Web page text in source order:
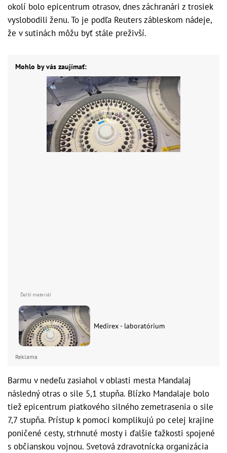
okolí bolo epicentrum otrasov, dnes záchranári z trosiek
vyslobodili ženu. To je podľa Reuters zábleskom nádeje,
že v sutinách môžu byť stále preživší.
Mohlo by vás zaujímať:
Medirex - laboratórium
Reklama
Barmu v nedeľu zasiahol v oblasti mesta Mandalaj
následný otras o sile 5,1 stupňa. Blízko Mandalaje bolo
tiež epicentrum piatkového silného zemetrasenia o sile
7,7 stupňa. Prístup k pomoci komplikujú po celej krajine
poničené cesty, strhnuté mosty i ďalšie ťažkosti spojené
s občianskou vojnou. Svetová zdravotnícka organizácia